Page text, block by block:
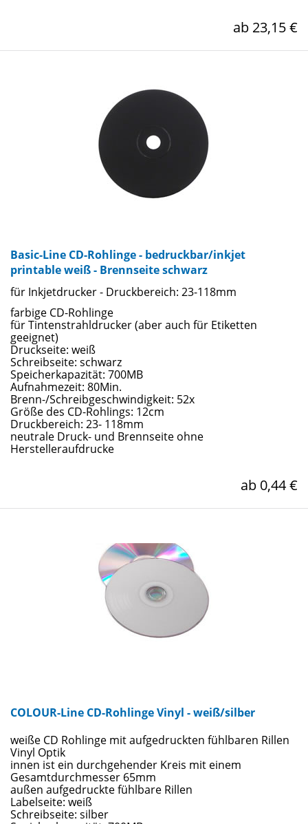
ab 23,15 €
Basic-Line CD-Rohlinge - bedruckbar/inkjet
printable weiß - Brennseite schwarz
für Inkjetdrucker - Druckbereich: 23-118mm
farbige CD-Rohlinge
für Tintenstrahldrucker (aber auch für Etiketten
geeignet)
Druckseite: weiß
Schreibseite: schwarz
Speicherkapazität: 700MB
Aufnahmezeit: 80Min.
Brenn-/Schreibgeschwindigkeit: 52x
Größe des CD-Rohlings: 12cm
Druckbereich: 23- 118mm
neutrale Druck- und Brennseite ohne
Herstelleraufdrucke
ab 0,44 €
COLOUR-Line CD-Rohlinge Vinyl - weiß/silber
weiße CD Rohlinge mit aufgedruckten fühlbaren Rillen
Vinyl Optik
innen ist ein durchgehender Kreis mit einem
Gesamtdurchmesser 65mm
außen aufgedruckte fühlbare Rillen
Labelseite: weiß
Schreibseite: silber